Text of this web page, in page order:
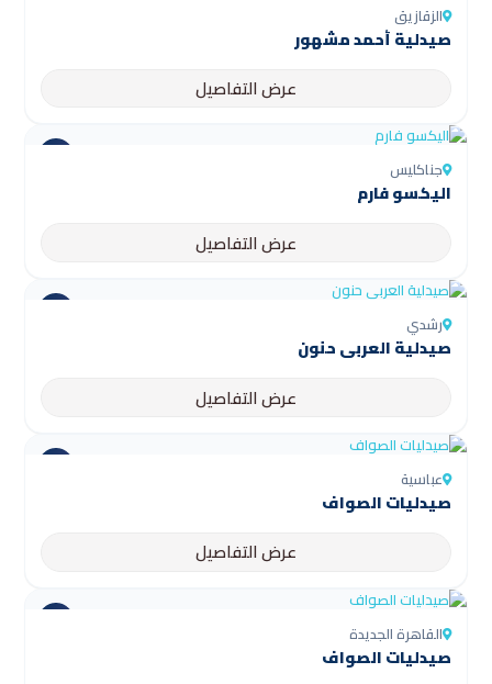
الزقازيق
صيدلية أحمد مشهور
عرض التفاصيل
جناكليس
اليكسو فارم
عرض التفاصيل
رشدي
صيدلية العربى حنون
عرض التفاصيل
عباسية
صيدليات الصواف
عرض التفاصيل
القاهرة الجديدة
صيدليات الصواف